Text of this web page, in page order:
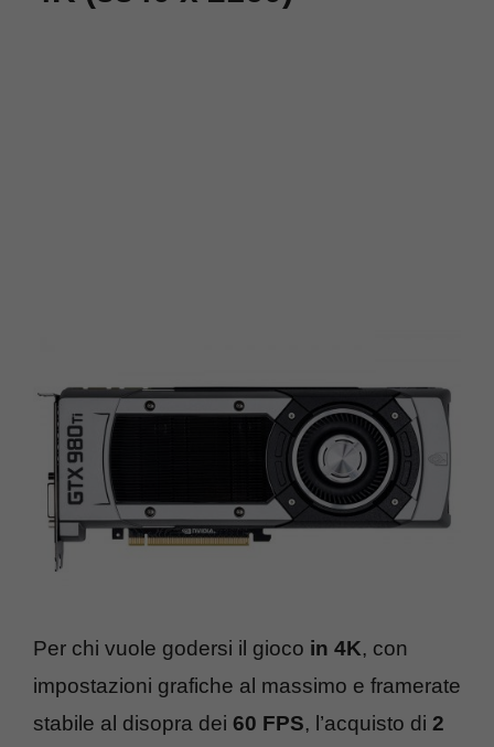
Per chi vuole godersi il gioco in 4K, con
impostazioni grafiche al massimo e framerate
stabile al disopra dei 60 FPS, l’acquisto di 2